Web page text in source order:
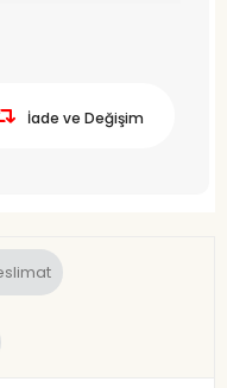
İade ve Değişim